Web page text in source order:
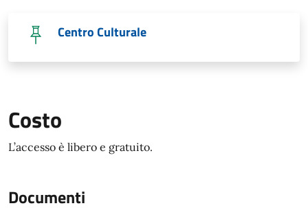
Centro Culturale
Costo
L’accesso è libero e gratuito.
Documenti